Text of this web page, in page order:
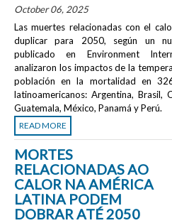
October 06, 2025
Las muertes relacionadas con el
duplicar para 2050, según un
publicado en Environment
analizaron los impactos de la
población en la mortalidad en
latinoamericanos: Argentina, Brasil,
Guatemala, México, Panamá y Perú.
READ MORE
MORTES
RELACIONADAS AO
CALOR NA AMÉRICA
LATINA PODEM
DOBRAR ATÉ 2050